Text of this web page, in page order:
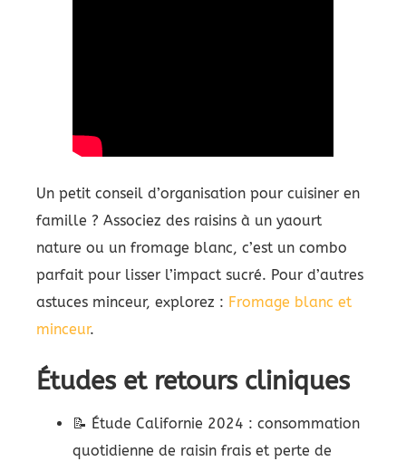
Un petit conseil d’organisation pour cuisiner en
famille ? Associez des raisins à un yaourt
nature ou un fromage blanc, c’est un combo
parfait pour lisser l’impact sucré. Pour d’autres
astuces minceur, explorez : Fromage blanc et
minceur.
Études et retours cliniques
📝 Étude Californie 2024 : consommation
quotidienne de raisin frais et perte de